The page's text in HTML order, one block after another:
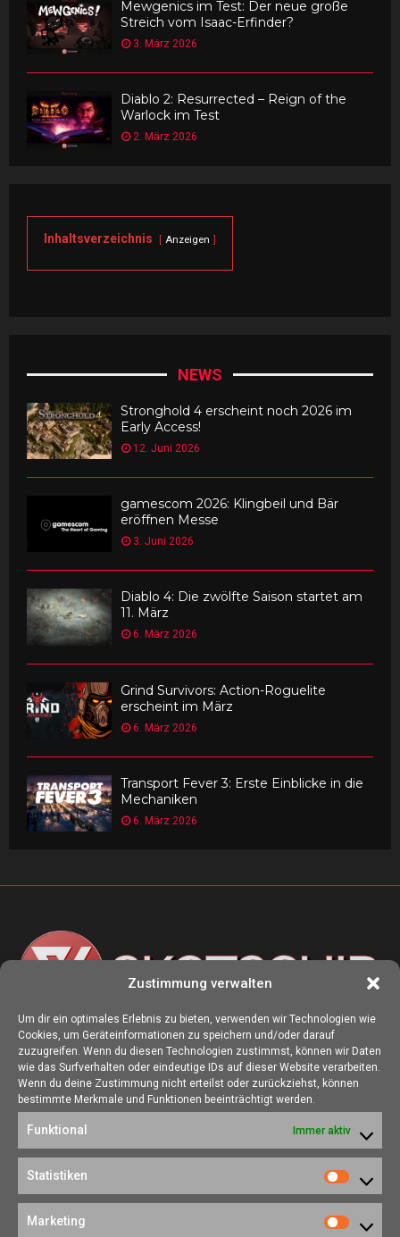
Zustimmung verwalten
Um dir ein optimales Erlebnis zu bieten, verwenden wir Technologien wie
Cookies, um Geräteinformationen zu speichern und/oder darauf
zuzugreifen. Wenn du diesen Technologien zustimmst, können wir Daten
wie das Surfverhalten oder eindeutige IDs auf dieser Website verarbeiten.
Wenn du deine Zustimmung nicht erteilst oder zurückziehst, können
bestimmte Merkmale und Funktionen beeinträchtigt werden.
Funktional Immer aktiv
Statistiken
Marketing
Mewgenics im Test: Der neue große
Streich vom Isaac-Erfinder?
3. März 2026
Diablo 2: Resurrected – Reign of the
Warlock im Test
2. März 2026
Inhaltsverzeichnis Anzeigen
NEWS
Stronghold 4 erscheint noch 2026 im
Early Access!
12. Juni 2026
gamescom 2026: Klingbeil und Bär
eröffnen Messe
3. Juni 2026
Diablo 4: Die zwölfte Saison startet am
11. März
6. März 2026
Grind Survivors: Action-Roguelite
erscheint im März
6. März 2026
Transport Fever 3: Erste Einblicke in die
Mechaniken
6. März 2026
ÜBER UNS
Die Seite skotschir.de wurde im August 2017 zur gamescom
gegründet. Unser Ziel ist es, eine Heimat für alle Spieler:innen zu